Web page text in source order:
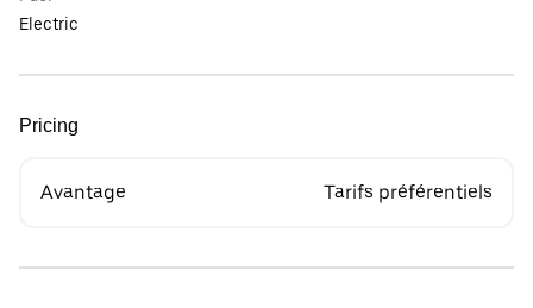
Electric
Pricing
Avantage Tarifs préférentiels